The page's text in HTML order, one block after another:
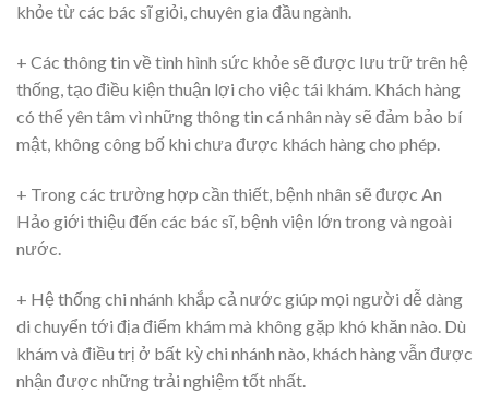
khỏe từ các bác sĩ giỏi, chuyên gia đầu ngành.
+ Các thông tin về tình hình sức khỏe sẽ được lưu trữ trên hệ
thống, tạo điều kiện thuận lợi cho việc tái khám. Khách hàng
có thể yên tâm vì những thông tin cá nhân này sẽ đảm bảo bí
mật, không công bố khi chưa được khách hàng cho phép.
+ Trong các trường hợp cần thiết, bệnh nhân sẽ được An
Hảo giới thiệu đến các bác sĩ, bệnh viện lớn trong và ngoài
nước.
+ Hệ thống chi nhánh khắp cả nước giúp mọi người dễ dàng
di chuyển tới địa điểm khám mà không gặp khó khăn nào. Dù
khám và điều trị ở bất kỳ chi nhánh nào, khách hàng vẫn được
nhận được những trải nghiệm tốt nhất.